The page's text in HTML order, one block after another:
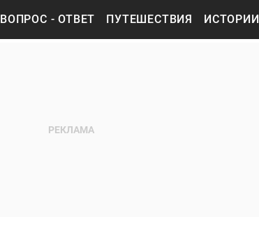
ВОПРОС - ОТВЕТ ПУТЕШЕСТВИЯ ИСТОРИИ